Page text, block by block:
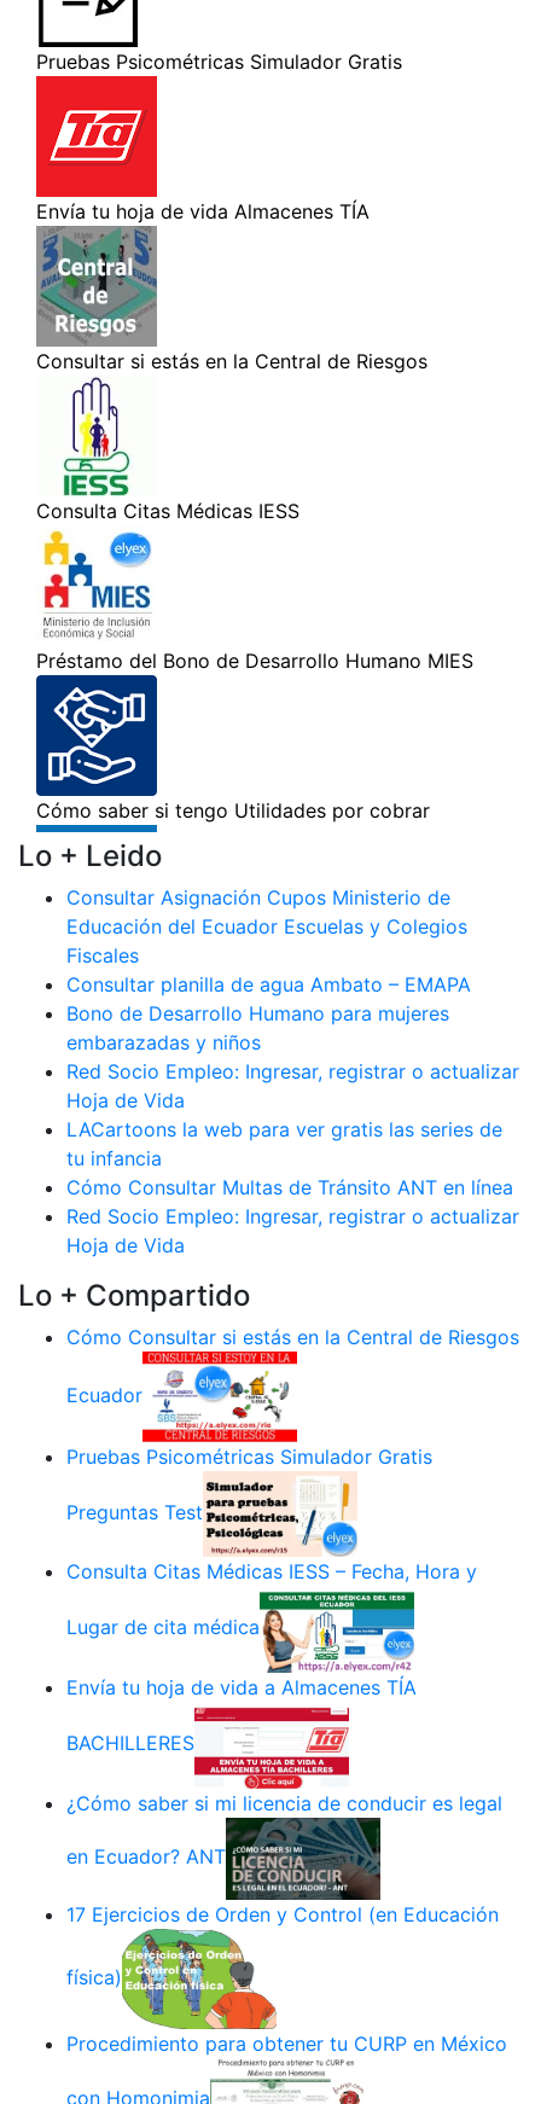
Lo + Leido
Consultar Asignación Cupos Ministerio de
Educación del Ecuador Escuelas y Colegios
Fiscales
Consultar planilla de agua Ambato – EMAPA
Bono de Desarrollo Humano para mujeres
embarazadas y niños
Red Socio Empleo: Ingresar, registrar o actualizar
Hoja de Vida
LACartoons la web para ver gratis las series de
tu infancia
Cómo Consultar Multas de Tránsito ANT en línea
Red Socio Empleo: Ingresar, registrar o actualizar
Hoja de Vida
Lo + Compartido
Cómo Consultar si estás en la Central de Riesgos
Ecuador
Pruebas Psicométricas Simulador Gratis
Preguntas Test
Consulta Citas Médicas IESS – Fecha, Hora y
Lugar de cita médica
Envía tu hoja de vida a Almacenes TÍA
BACHILLERES
¿Cómo saber si mi licencia de conducir es legal
en Ecuador? ANT
17 Ejercicios de Orden y Control (en Educación
física)
Procedimiento para obtener tu CURP en México
con Homonimia